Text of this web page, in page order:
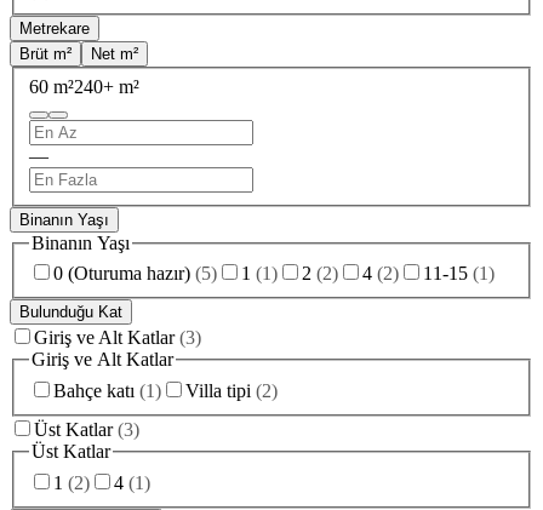
Metrekare
Brüt m²
Net m²
60 m²240+ m²
—
Binanın Yaşı
Binanın Yaşı
0 (Oturuma hazır) (5) 1 (1) 2 (2) 4 (2) 11-15 (1)
Bulunduğu Kat
Giriş ve Alt Katlar (3)
Giriş ve Alt Katlar
Bahçe katı (1) Villa tipi (2)
Üst Katlar (3)
Üst Katlar
1 (2) 4 (1)